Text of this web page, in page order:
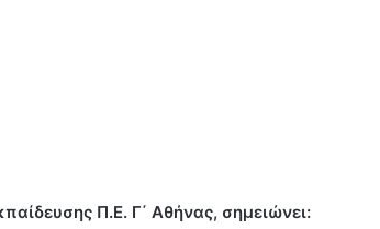
Π.Ε. Γ΄ Αθήνας, σημειώνει: